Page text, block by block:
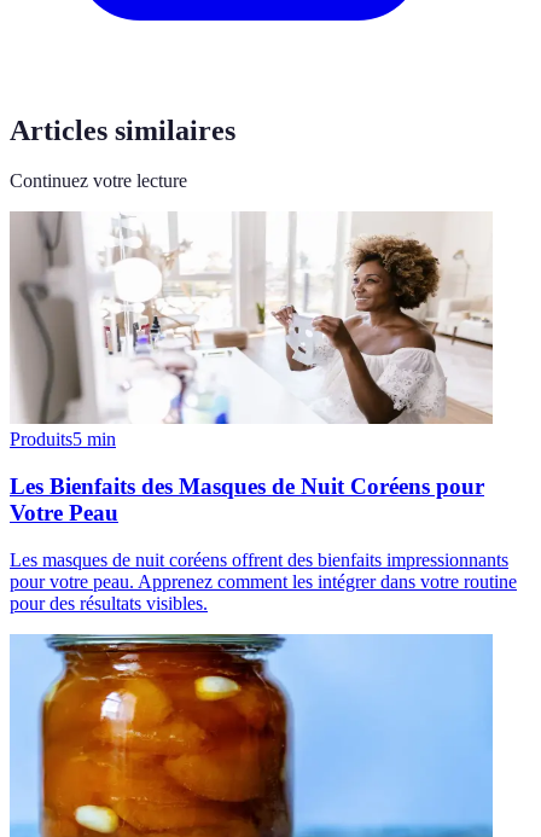
Articles similaires
Continuez votre lecture
Produits5 min
Les Bienfaits des Masques de Nuit Coréens pour
Votre Peau
Les masques de nuit coréens offrent des bienfaits impressionnants
pour votre peau. Apprenez comment les intégrer dans votre routine
pour des résultats visibles.